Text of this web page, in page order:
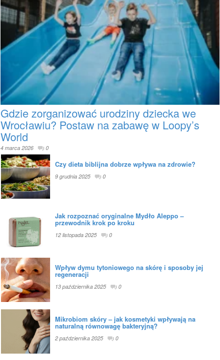
Gdzie zorganizować urodziny dziecka we
Wrocławiu? Postaw na zabawę w Loopy’s
World
4 marca 2026 0
Czy dieta biblijna dobrze wpływa na zdrowie?
9 grudnia 2025 0
Jak rozpoznać oryginalne Mydło Aleppo –
przewodnik krok po kroku
12 listopada 2025 0
Wpływ dymu tytoniowego na skórę i sposoby jej
regeneracji
13 października 2025 0
Mikrobiom skóry – jak kosmetyki wpływają na
naturalną równowagę bakteryjną?
2 października 2025 0